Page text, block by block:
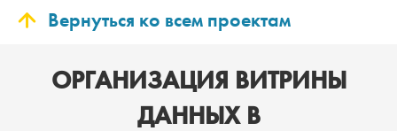
Вернуться ко всем проектам
ОРГАНИЗАЦИЯ ВИТРИНЫ
ДАННЫХ В